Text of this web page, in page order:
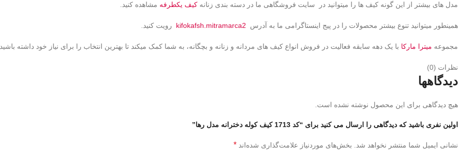
مدل های بیشتر از این گونه کیف ها را میتوانید در سایت فروشگاهی ما در دسته بندی زنانه کیف یکطرفه مشاهده کنید.
همینطور میتوانید تنوع بیشتر محصولات را در پیج اینستاگرامی ما به آدرس kifokafsh.mitramarca2 رویت کنید.
مجموعه میترا مارکا با یک دهه سابقه فعالیت در فروش انواع کیف های مردانه و زنانه و بچگانه، به شما کمک میکند تا بهترین انتخاب را برای نیاز خود داشته باشید
نظرات (0)
دیدگاهها
هیچ دیدگاهی برای این محصول نوشته نشده است.
اولین نفری باشید که دیدگاهی را ارسال می کنید برای “کد 1713 کیف کوله دخترانه مدل رها”
نشانی ایمیل شما منتشر نخواهد شد. بخش‌های موردنیاز علامت‌گذاری شده‌اند *